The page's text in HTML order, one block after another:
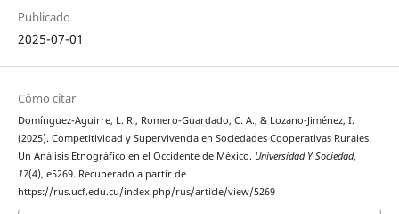
Publicado
2025-07-01
Cómo citar
Domínguez-Aguirre, L. R., Romero-Guardado, C. A., & Lozano-Jiménez, I.
(2025). Competitividad y Supervivencia en Sociedades Cooperativas Rurales.
Un Análisis Etnográfico en el Occidente de México. Universidad Y Sociedad,
17(4), e5269. Recuperado a partir de
https://rus.ucf.edu.cu/index.php/rus/article/view/5269